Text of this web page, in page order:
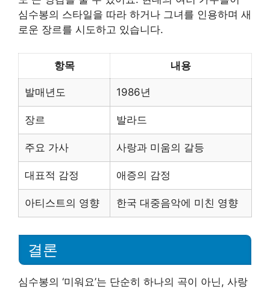
심수봉의 스타일을 따라 하거나 그녀를 인용하며 새
로운 장르를 시도하고 있습니다.
항목 내용
발매년도 1986년
장르 발라드
주요 가사 사랑과 미움의 갈등
대표적 감정 애증의 감정
아티스트의 영향 한국 대중음악에 미친 영향
결론
심수봉의 ‘미워요’는 단순히 하나의 곡이 아닌, 사랑